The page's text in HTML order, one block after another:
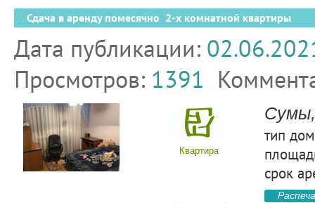
Сдача в аренду помесячно 2-х комнатной квартиры
Дата публикации:
Просмотров: 1391
Квартира
тип
срок